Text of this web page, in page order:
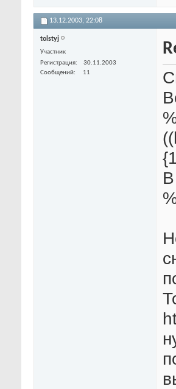
13.12.2003, 22:08
tolstyj
Участник
Регистрация
30.11.2003
Сообщений
11